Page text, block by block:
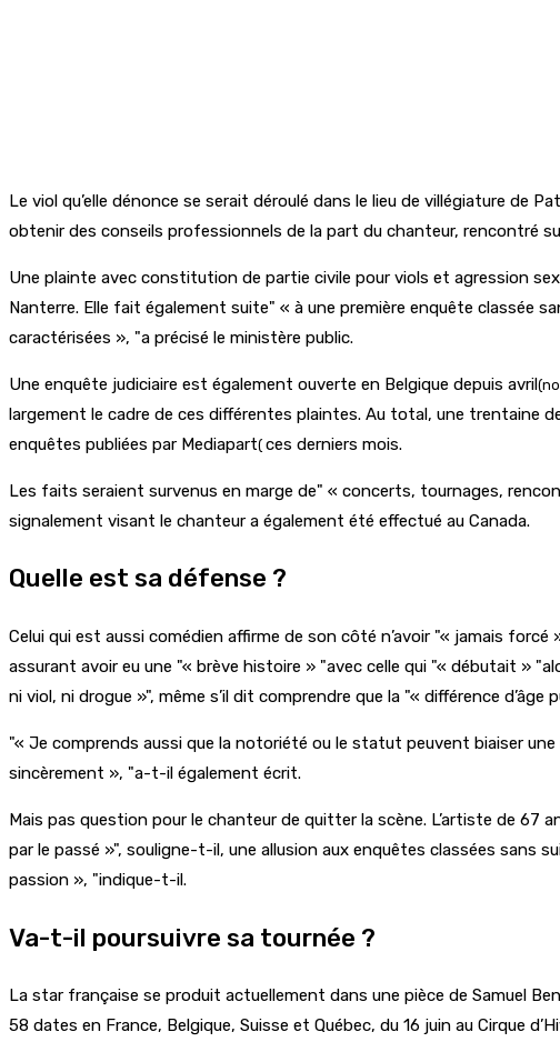
Le viol qu’elle dénonce se serait déroulé dans le lieu de villégiature de
obtenir des conseils professionnels de la part du chanteur, rencontré
Une plainte avec constitution de partie civile pour viols et agression
Nanterre. Elle fait également suite
« à une première enquête classée
caractérisées »,
a précisé le ministère public.
Une enquête judiciaire est également ouverte en Belgique depuis avril
largement le cadre de ces différentes plaintes. Au total, une trentaine
enquêtes publiées par Mediapart( ces derniers mois.
Les faits seraient survenus en marge de « concerts, tournages,
signalement visant le chanteur a également été effectué au Canada.
Quelle est sa défense ?
Celui qui est aussi comédien affirme de son côté n’avoir « jamais forcé
assurant avoir eu une « brève histoire » avec celle qui « débutait »
ni viol, ni drogue » , même s’il dit comprendre que la « différence d’âge
« Je comprends aussi que la notoriété ou le statut peuvent biaiser
sincèrement »,
a-t-il également écrit.
Mais pas question pour le chanteur de quitter la scène. L’artiste de 67
par le passé » , souligne-t-il, une allusion aux enquêtes classées sans
passion »,
indique-t-il.
Va-t-il poursuivre sa tournée ?
La star française se produit actuellement dans une pièce de Samuel
58 dates en France, Belgique, Suisse et Québec, du 16 juin au Cirque